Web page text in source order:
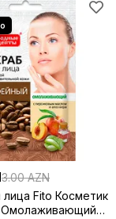
3.00 AZN
Fito Косметик